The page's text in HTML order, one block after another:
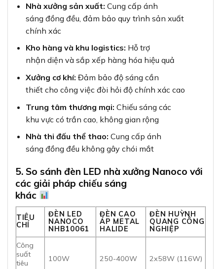
Nhà xưởng sản xuất: Cung cấp ánh
sáng đồng đều, đảm bảo quy trình sản xuất
chính xác
Kho hàng và khu logistics: Hỗ trợ
nhận diện và sắp xếp hàng hóa hiệu quả
Xưởng cơ khí: Đảm bảo độ sáng cần
thiết cho công việc đòi hỏi độ chính xác cao
Trung tâm thương mại: Chiếu sáng các
khu vực có trần cao, không gian rộng
Nhà thi đấu thể thao: Cung cấp ánh
sáng đồng đều không gây chói mắt
5. So sánh đèn LED nhà xưởng Nanoco với
các giải pháp chiếu sáng
khác
TIÊU
CHÍ
ĐÈN LED
NANOCO
NHB10061
ĐÈN CAO
ÁP METAL
HALIDE
ĐÈN HUỲNH
QUANG CÔNG
NGHIỆP
Công
suất
tiêu
100W 250-400W 2x58W (116W)